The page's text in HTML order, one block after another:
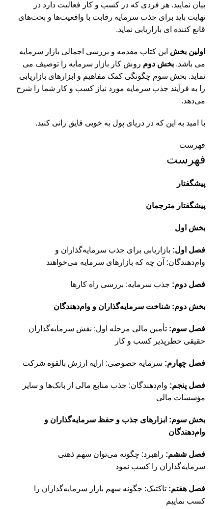
بیان نمایید. هر فردی که در کسب و کار فعالیت دارد در
نهایت باید برای جذب سرمایه رقابت با واقعیت‌ها و بحث‌های
قانع کننده ای بازاریابی نماید.
اولین بخش این کتاب مقدمه و بررسی اجمالی بازار سرمایه
می باشد. بخش دوم روش کار بازار سرمایه را توصیف می
نماید. بخش سوم چگونگی کمک مفاهیم و ابزارهای بازاریابی
را به فرآیند جذب سرمایه مورد نیاز کسب و کار شما را شرح
می‌دهد.
با امید به این که در دریای پول به خوبی قایق رانی کنید.
فهرست
فهرست
پیشگفتار
پیشگفتار مترجمان
بخش اول
فصل اول: بازاریابی برای جذب سرمایه‌گذاران و
وام‌دهندگان: آن چه که بازارهای سرمایه می‌خواهند
فصل دوم: جذب سرمایه: بررسی راه کارها
بخش دوم: شناخت سرمایه‌گذاران و وام‌دهندگان
فصل سوم: تأمین مالی مرحله اول: نقش سرمایه‌گذاران
حقیقی خطرپذیر کسب و کار
فصل چهارم: سرمایه خصوصی: ارایه ارزش بالقوه شرکت
فصل پنجم: وام‌دهندگان: جذب منابع مالی از بانک‌ها و سایر
مؤسسات مالی
بخش سوم: ابزارهای جذب و حفظ سرمایه‌گذاران و
وام‌دهندگان
فصل ششم: راهبرد: چگونه می‌توان سهم ذهنی
سرمایه‌گذاران را کسب نمود
فصل هفتم: تاکتیک: چگونه سهم بازار سرمایه‌گذاران را
کسب نماییم